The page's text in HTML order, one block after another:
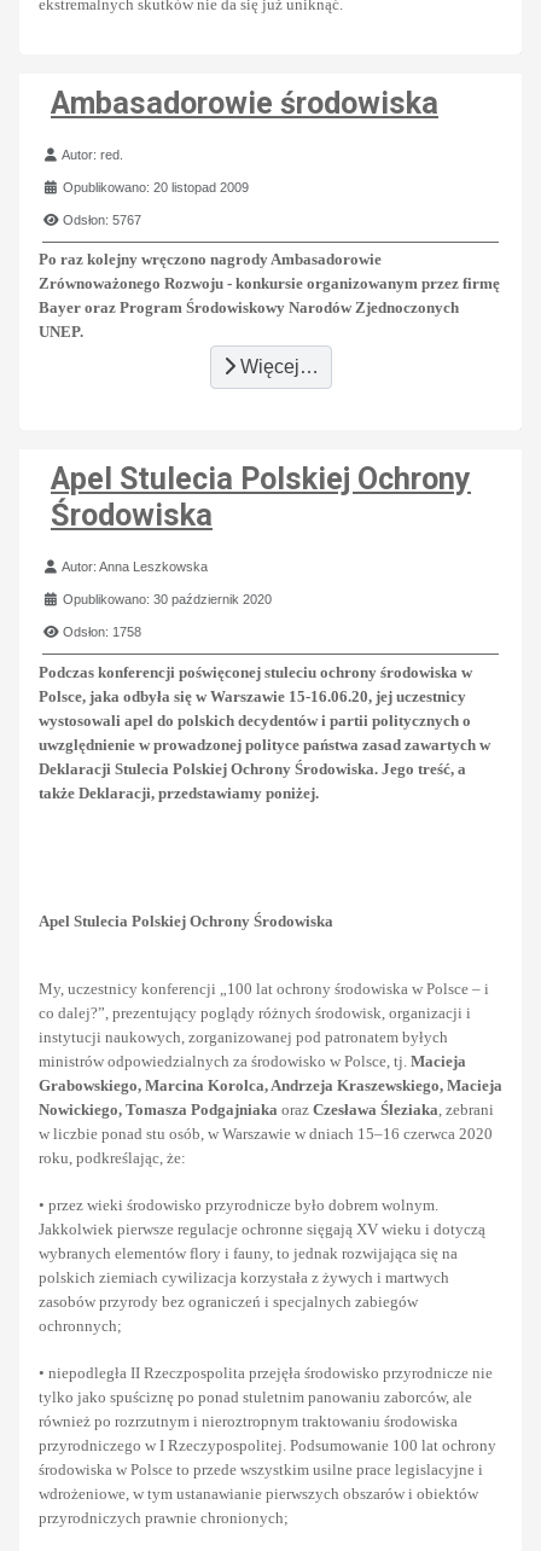
ekstremalnych skutków nie da się już uniknąć.
Ambasadorowie środowiska
Szczegóły
Autor:red.
Opublikowano: 20 listopad 2009
Odsłon: 5767
Po raz kolejny wręczono nagrody Ambasadorowie
Zrównoważonego Rozwoju - konkursie organizowanym przez firmę
Bayer oraz Program Środowiskowy Narodów Zjednoczonych
UNEP.
Więcej…
Apel Stulecia Polskiej Ochrony
Środowiska
Szczegóły
Autor:Anna Leszkowska
Opublikowano: 30 październik 2020
Odsłon: 1758
Podczas konferencji poświęconej stuleciu ochrony środowiska w
Polsce, jaka odbyła się w Warszawie 15-16.06.20, jej uczestnicy
wystosowali apel do polskich decydentów i partii politycznych o
uwzględnienie w prowadzonej polityce państwa zasad zawartych w
Deklaracji Stulecia Polskiej Ochrony Środowiska. Jego treść, a
także Deklaracji, przedstawiamy poniżej.
Apel Stulecia Polskiej Ochrony Środowiska
My, uczestnicy konferencji „100 lat ochrony środowiska w Polsce – i
co dalej?”, prezentujący poglądy różnych środowisk, organizacji i
instytucji naukowych, zorganizowanej pod patronatem byłych
ministrów odpowiedzialnych za środowisko w Polsce, tj. Macieja
Grabowskiego, Marcina Korolca, Andrzeja Kraszewskiego, Macieja
Nowickiego, Tomasza Podgajniaka oraz Czesława Śleziaka , zebrani
w liczbie ponad stu osób, w Warszawie w dniach 15–16 czerwca 2020
roku, podkreślając, że:
• przez wieki środowisko przyrodnicze było dobrem wolnym.
Jakkolwiek pierwsze regulacje ochronne sięgają XV wieku i dotyczą
wybranych elementów flory i fauny, to jednak rozwijająca się na
polskich ziemiach cywilizacja korzystała z żywych i martwych
zasobów przyrody bez ograniczeń i specjalnych zabiegów
ochronnych;
• niepodległa II Rzeczpospolita przejęła środowisko przyrodnicze nie
tylko jako spuściznę po ponad stuletnim panowaniu zaborców, ale
również po rozrzutnym i nieroztropnym traktowaniu środowiska
przyrodniczego w I Rzeczypospolitej. Podsumowanie 100 lat ochrony
środowiska w Polsce to przede wszystkim usilne prace legislacyjne i
wdrożeniowe, w tym ustanawianie pierwszych obszarów i obiektów
przyrodniczych prawnie chronionych;